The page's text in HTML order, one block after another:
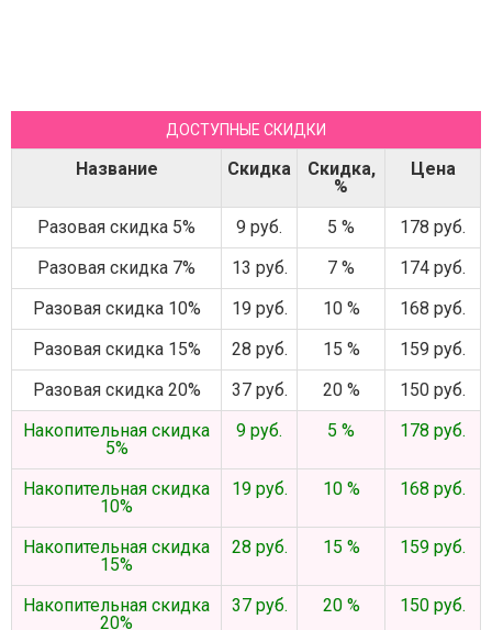
ДОСТУПНЫЕ СКИДКИ
Название Скидка
Скидка,
%
Цена
Разовая скидка 5% 9 руб. 5 %
178 руб.
Разовая скидка 7%
13 руб. 7 %
174 руб.
Разовая скидка 10%
19 руб. 10 %
168 руб.
Разовая скидка 15%
28 руб. 15 %
159 руб.
Разовая скидка 20%
37 руб. 20 %
150 руб.
Накопительная скидка
5%
9 руб. 5 % 178 руб.
Накопительная скидка
10%
19 руб. 10 % 168 руб.
Накопительная скидка
15%
28 руб. 15 % 159 руб.
Накопительная скидка
20%
37 руб. 20 % 150 руб.